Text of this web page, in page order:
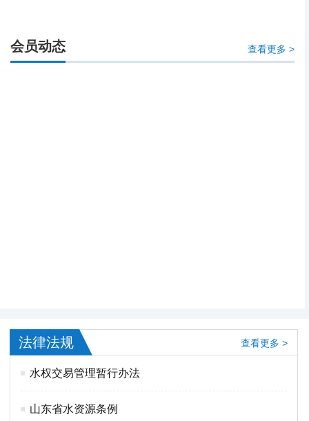
会员动态 查看更多 >
法律法规 查看更多 >
水权交易管理暂行办法
山东省水资源条例